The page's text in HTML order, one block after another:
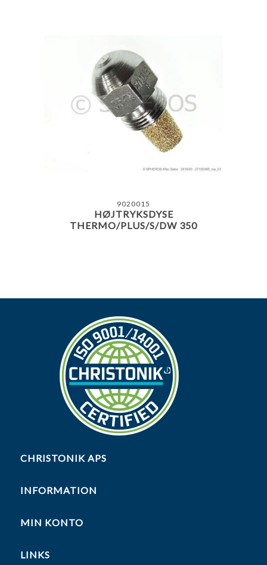
9020015
HØJTRYKSDYSE
THERMO/PLUS/S/DW 350
CHRISTONIK APS
INFORMATION
MIN KONTO
LINKS